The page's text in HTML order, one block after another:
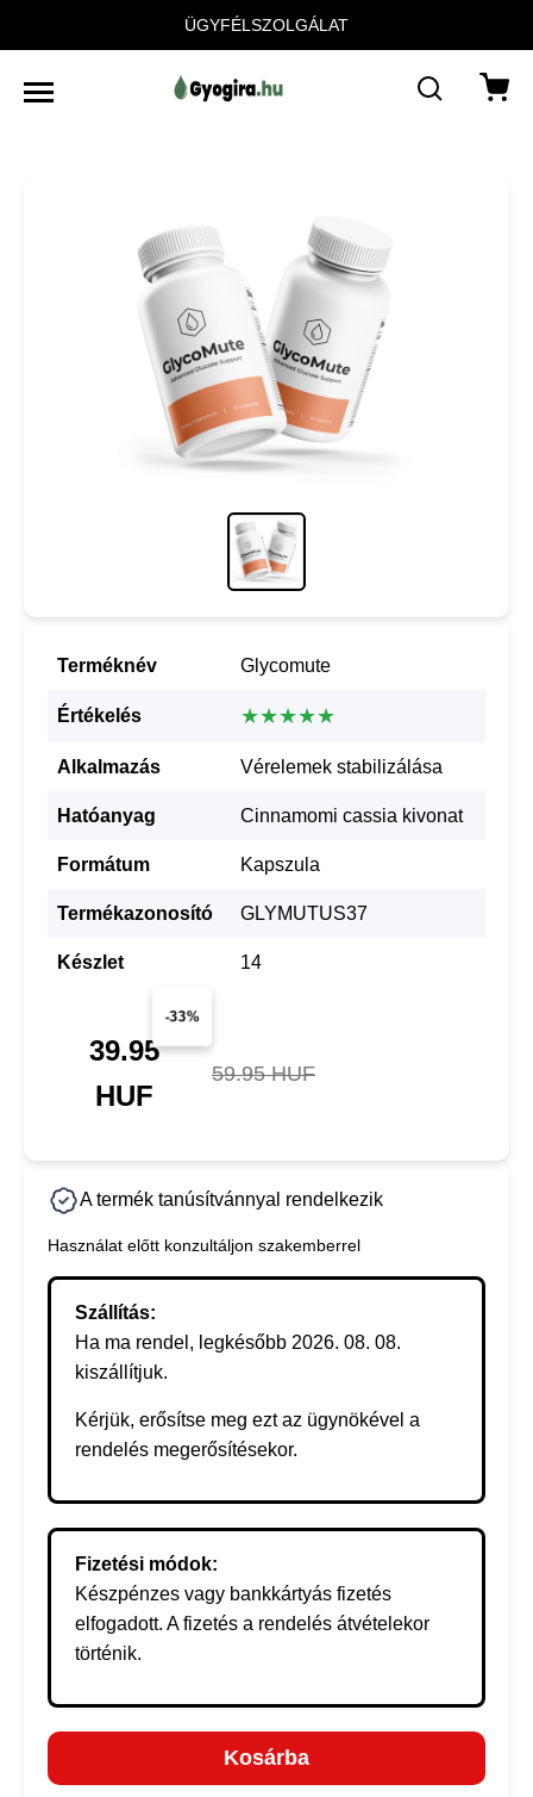
ÜGYFÉLSZOLGÁLAT
Terméknév Glycomute
Értékelés ★★★★★
Alkalmazás Vérelemek stabilizálása
Hatóanyag Cinnamomi cassia kivonat
Formátum Kapszula
Termékazonosító GLYMUTUS37
Készlet 14
-33%
39.95
HUF
59.95 HUF
A termék tanúsítvánnyal rendelkezik
Használat előtt konzultáljon szakemberrel
Szállítás:
Ha ma rendel, legkésőbb 2026. 08. 08.
kiszállítjuk.
Kérjük, erősítse meg ezt az ügynökével a
rendelés megerősítésekor.
Fizetési módok:
Készpénzes vagy bankkártyás fizetés
elfogadott. A fizetés a rendelés átvételekor
történik.
Kosárba